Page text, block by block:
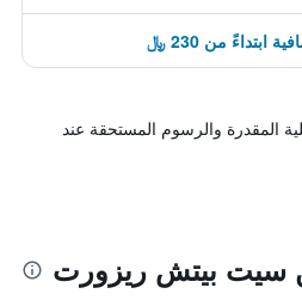
المقدرة والرسوم المستحقة عند
بيتش ريزورت